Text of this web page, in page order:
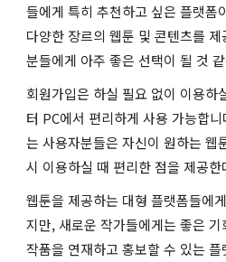
들에게 특히 추천하고 싶은 플랫폼
다양한 장르의 웹툰 및 콘텐츠를
분들에게 아주 좋은 선택이 될 것
회원가입은 하실 필요 없이 이용하
터 PC에서 편리하게 사용 가능합
는 사용자분들은 자신이 원하는 웹
시 이용하실 때 편리한 점을 제공
웹툰을 제공하는 대형 플랫폼들에
지만, 새로운 작가들에게는 좋은
작품을 연재하고 홍보할 수 있는